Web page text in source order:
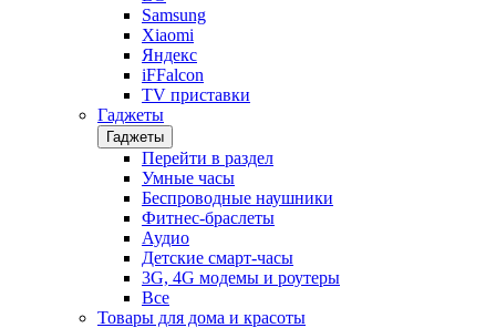
Samsung
Xiaomi
Яндекс
iFFalcon
TV приставки
Гаджеты
Гаджеты
Перейти в раздел
Умные часы
Беспроводные наушники
Фитнес-браслеты
Аудио
Детские смарт-часы
3G, 4G модемы и роутеры
Все
Товары для дома и красоты